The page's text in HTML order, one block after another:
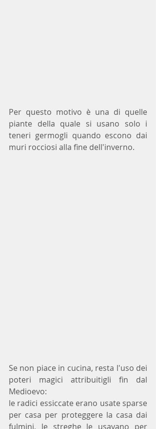
Per questo motivo è una di quelle
piante della quale si usano solo i
teneri germogli quando escono dai
muri rocciosi alla fine dell'inverno.
Se non piace in cucina, resta l'uso dei
poteri magici attribuitigli fin dal
Medioevo:
le radici essiccate erano usate sparse
per casa per proteggere la casa dai
fulmini, le streghe le usavano per